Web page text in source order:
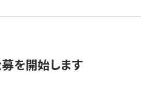
募を開始します